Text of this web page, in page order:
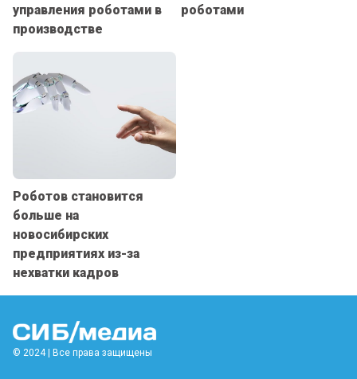
управления роботами в
производстве
роботами
Роботов становится
больше на
новосибирских
предприятиях из-за
нехватки кадров
© 2024 | Все права защищены